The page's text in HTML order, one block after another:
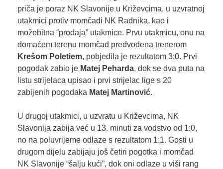
priča je poraz NK Slavonije u Križevcima, u uzvratnoj
utakmici protiv momčadi NK Radnika, kao i
možebitna “prodaja” utakmice. Prvu utakmicu, onu na
domaćem terenu momčad predvođena trenerom
Krešom Poletiem, pobjedila je rezultatom 3:0. Prvi
pogodak zabio jeMatej Peharda, dok se dva puta na
listu strijelaca upisao i prvi strijelac lige s 20
zabijenih pogodaka Matej Martinović.
U drugoj utakmici, u uzvratu u Križevcima, NK
Slavonija zabija već u 13. minuti za vodstvo od 1:0,
no na poluvrijeme odlaze s rezultatom 1:1. Gosti u
drugom dijelu zabijaju još četiri pogotka i momčad
NK Slavonije “šalju kući”, dok oni odlaze u viši rang